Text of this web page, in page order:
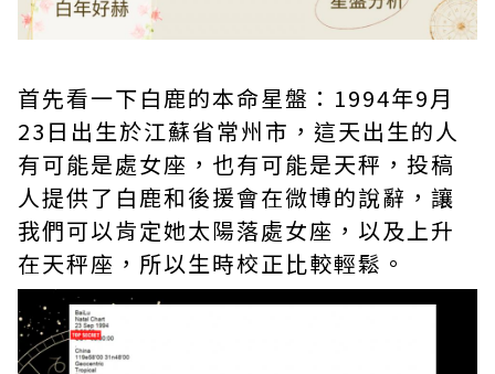
首先看一下白鹿的本命星盤：1994年9月
23日出生於江蘇省常州市，這天出生的人
有可能是處女座，也有可能是天秤，投稿
人提供了白鹿和後援會在微博的說辭，讓
我們可以肯定她太陽落處女座，以及上升
在天秤座，所以生時校正比較輕鬆。